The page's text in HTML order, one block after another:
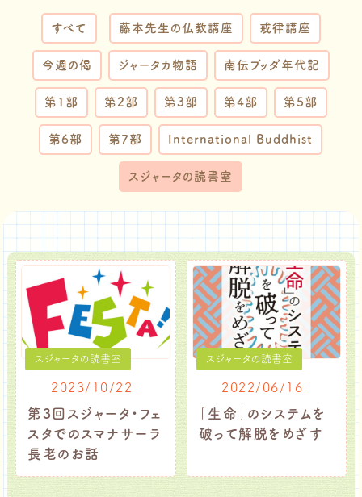
すべて 藤本先生の仏教講座 戒律講座
今週の偈 ジャータカ物語 南伝ブッダ年代記
第1部 第2部 第3部 第4部 第5部
第6部 第7部 International Buddhist
スジャータの読書室
スジャータの読書室
2023/10/22
第3回スジャータ・フェ
スタでのスマナサーラ
長老のお話
スジャータの読書室
2022/06/16
「生命」のシステムを
破って解脱をめざす